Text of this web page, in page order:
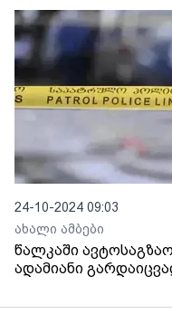
24-10-2024 09:03
ახალი ამბები
წალკაში
ადამიანი